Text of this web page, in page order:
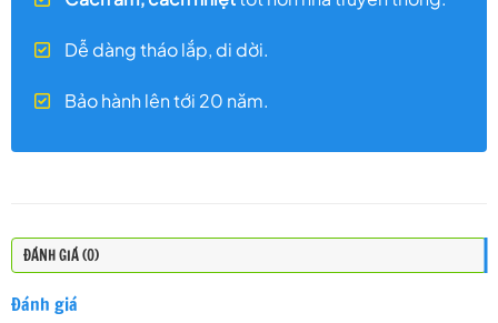
Dễ dàng tháo lắp, di dời.
Bảo hành lên tới 20 năm.
ĐÁNH GIÁ (0)
Đánh giá